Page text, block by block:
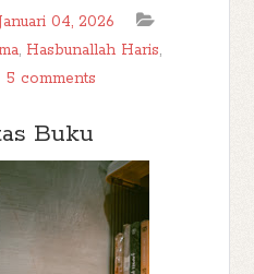
04, 2026
, Hasbunallah Haris,
5 comments
Buku